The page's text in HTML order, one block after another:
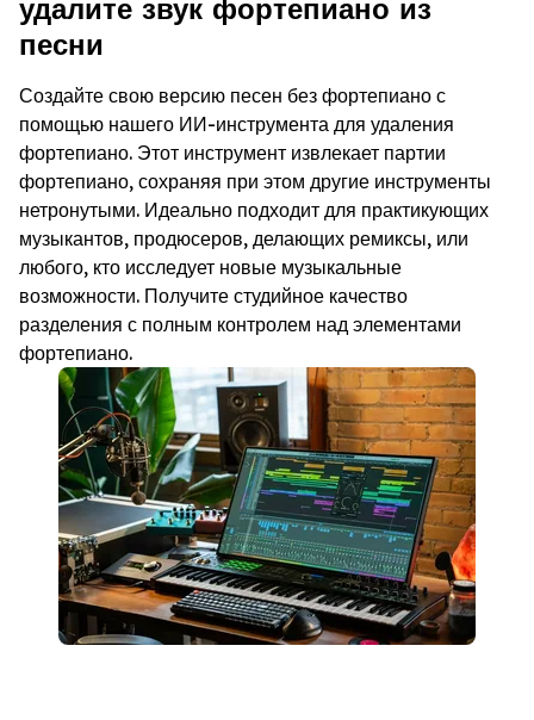
удалите звук фортепиано из
песни
Создайте свою версию песен без фортепиано с
помощью нашего ИИ-инструмента для удаления
фортепиано. Этот инструмент извлекает партии
фортепиано, сохраняя при этом другие инструменты
нетронутыми. Идеально подходит для практикующих
музыкантов, продюсеров, делающих ремиксы, или
любого, кто исследует новые музыкальные
возможности. Получите студийное качество
разделения с полным контролем над элементами
фортепиано.